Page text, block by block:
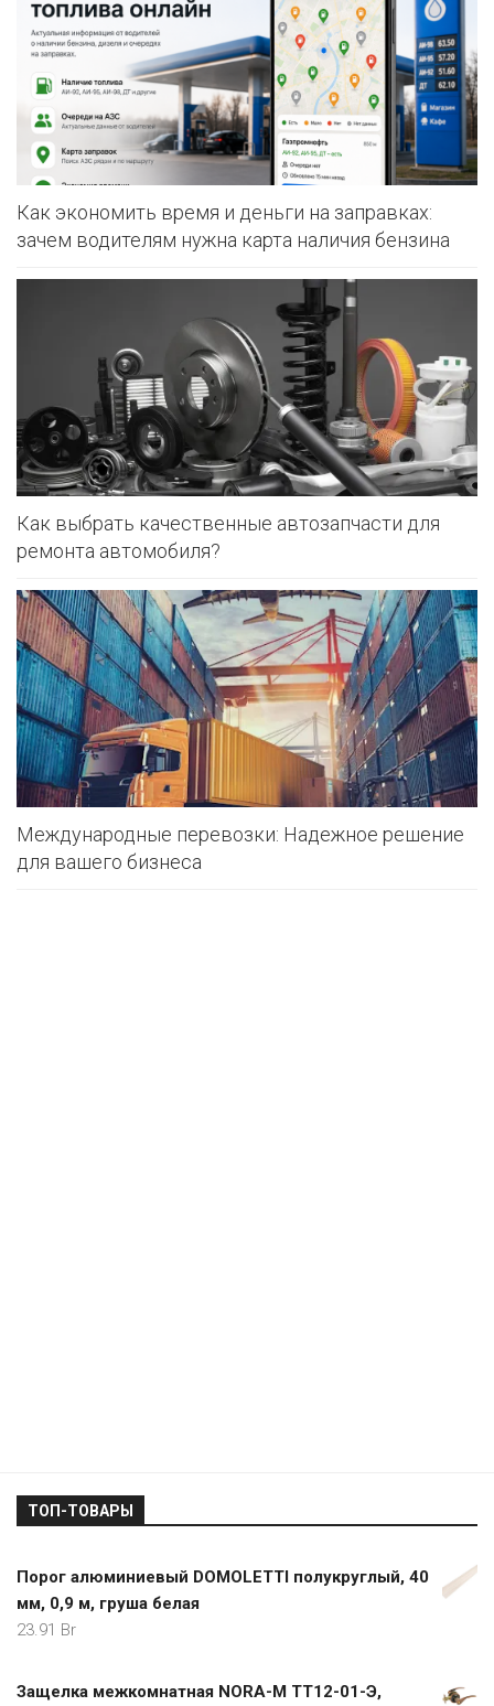
Как экономить время и деньги на заправках:
зачем водителям нужна карта наличия бензина
Как выбрать качественные автозапчасти для
ремонта автомобиля?
Международные перевозки: Надежное решение
для вашего бизнеса
ТОП-ТОВАРЫ
Порог алюминиевый DOMOLETTI полукруглый, 40
мм, 0,9 м, груша белая
23.91 Br
Защелка межкомнатная NORA-M ТТ12-01-Э,